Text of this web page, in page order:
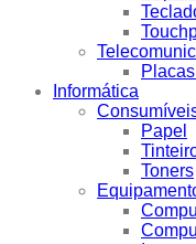
Informática
Papel
Toners